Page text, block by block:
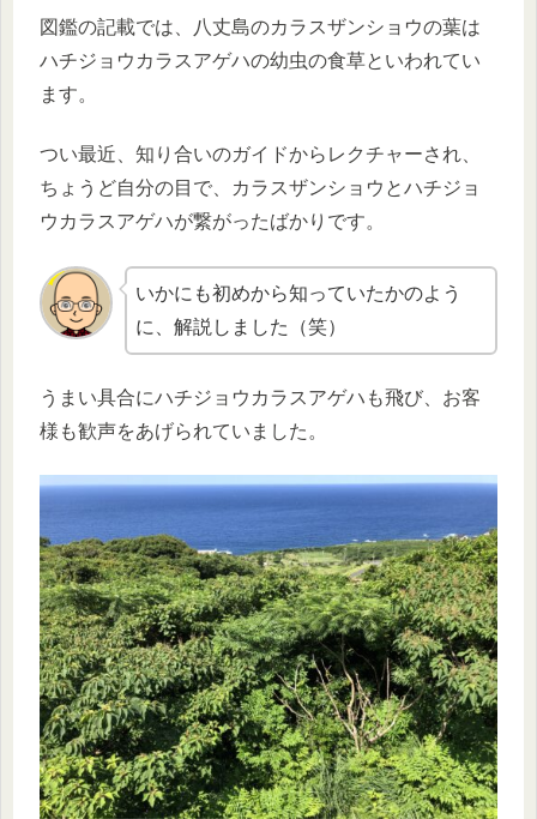
図鑑の記載では、八丈島のカラスザンショウの葉は
ハチジョウカラスアゲハの幼虫の食草といわれてい
ます。
つい最近、知り合いのガイドからレクチャーされ、
ちょうど自分の目で、カラスザンショウとハチジョ
ウカラスアゲハが繋がったばかりです。
いかにも初めから知っていたかのよう
に、解説しました（笑）
うまい具合にハチジョウカラスアゲハも飛び、お客
様も歓声をあげられていました。